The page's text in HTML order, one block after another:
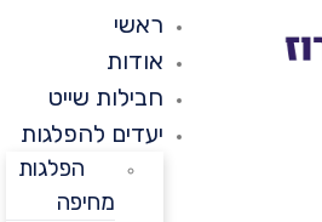
ראשי
אודות
חבילות שייט
יעדים להפלגות
הפלגות
מחיפה